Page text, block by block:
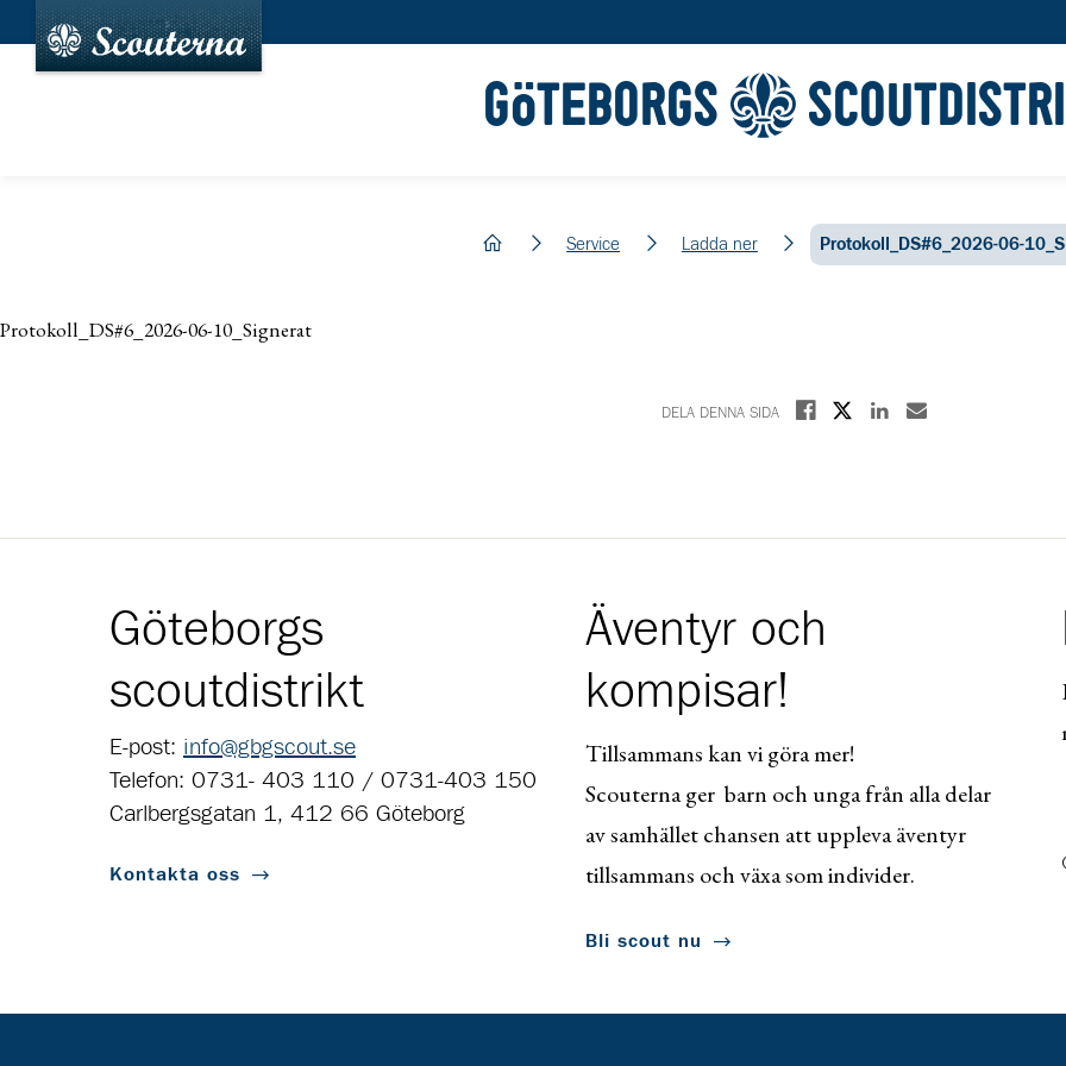
GÖTEBORGS
hem Service Ladda ner Protokoll_DS#6_2026-06-
Protokoll_DS#6_2026-06-10_Signerat
DELA DENNA SIDA Dela på Facebook
Dela på XDela på Linkedin
Dela med E-post
Göteborgs
scoutdistrikt
E-post: info@gbgscout.se
Telefon: 0731- 403 110 / 0731-403 150
Carlbergsgatan 1, 412 66 Göteborg
Kontakta oss
Äventyr och
kompisar!
Tillsammans kan vi göra mer!
Scouterna ger barn och unga från alla delar
av samhället chansen att uppleva äventyr
tillsammans och växa som individer.
Bli scout nu